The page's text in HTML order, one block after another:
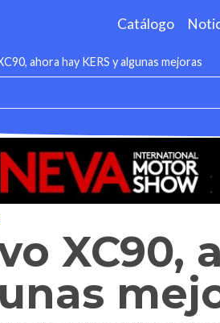
Catálogo
ahora hay KERS y algunas mejoras
XC90,